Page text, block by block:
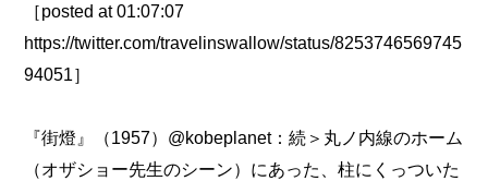
［posted at 01:07:07
https://twitter.com/travelinswallow/status/8253746569745
94051］
『街燈』（1957）@kobeplanet：続＞丸ノ内線のホーム
（オザショー先生のシーン）にあった、柱にくっついた